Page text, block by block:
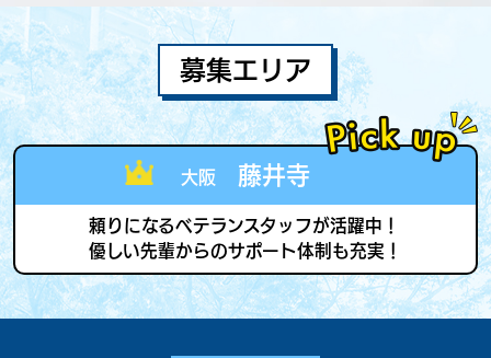
募集エリア
大阪 藤井寺
頼りになるベテランスタッフが活躍中！
優しい先輩からのサポート体制も充実！